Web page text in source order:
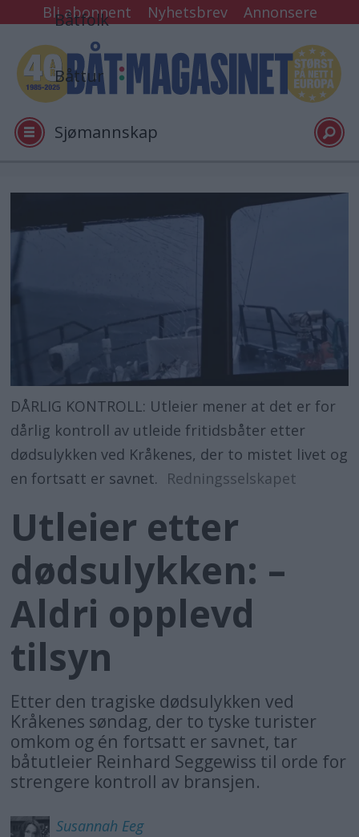
Bli abonnent Nyhetsbrev Annonsere
Båtfolk
Båttur
Sjømannskap
Tester
DÅRLIG KONTROLL: Utleier mener at det er for
dårlig kontroll av utleide fritidsbåter etter
dødsulykken ved Kråkenes, der to mistet livet og
en fortsatt er savnet.
Redningsselskapet
Utleier etter
dødsulykken: –
Aldri opplevd
tilsyn
Etter den tragiske dødsulykken ved
Kråkenes søndag, der to tyske turister
omkom og én fortsatt er savnet, tar
båtutleier Reinhard Seggewiss til orde for
strengere kontroll av bransjen.
Susannah Eeg